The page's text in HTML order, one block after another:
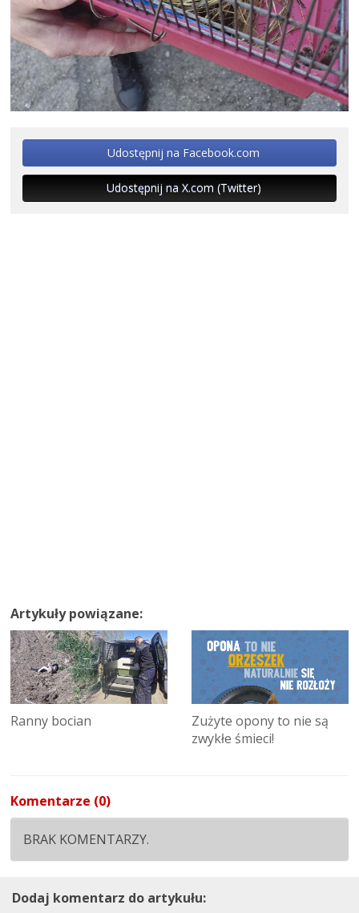
Udostępnij na Facebook.com
Udostępnij na X.com (Twitter)
Artykuły powiązane:
Ranny bocian
Zużyte opony to nie są
zwykłe śmieci!
Komentarze (0)
BRAK KOMENTARZY.
Dodaj komentarz do artykułu: